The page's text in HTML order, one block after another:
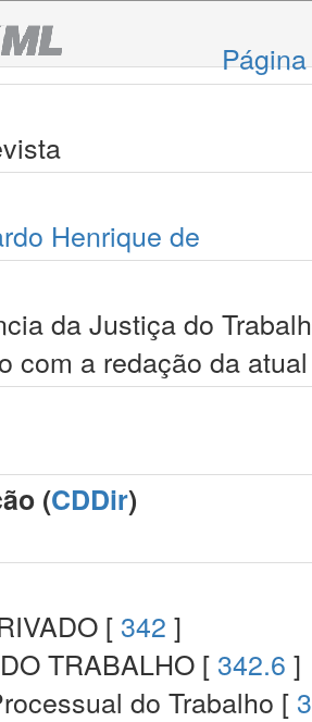
Henrique de
da Justiça do
com a redação da
(CDDir)
[ 342 ]
TRABALHO [ 342.6 ]
do Trabalho [